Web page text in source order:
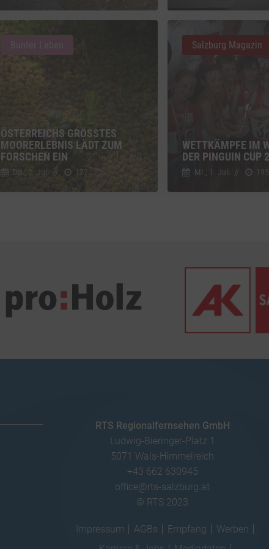
ÖSTERREICHS GRÖSSTES M
OORERLEBNIS LÄDT ZUM F
ORSCHEN EIN
Do., 2. Juli // 172
WETTKÄMPFE IM
DER PINGUIN CUP
Mi., 1. Juli // 195
Salzburg Magazin
RTS Regionalfernsehen GmbH
Ludwig-Bieringer-Platz 1
5071 Wals-Himmelreich
+43 662 630945
office@rts-salzburg.at
© RTS 2023
Impressum AGBs Empfang
Werben